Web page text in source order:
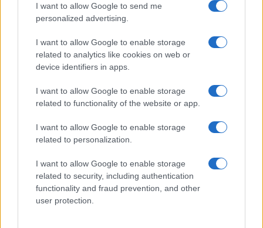
I want to allow Google to send me
personalized advertising.
I want to allow Google to enable storage
related to analytics like cookies on web or
device identifiers in apps.
I want to allow Google to enable storage
related to functionality of the website or app.
I want to allow Google to enable storage
related to personalization.
I want to allow Google to enable storage
related to security, including authentication
functionality and fraud prevention, and other
user protection.
daGoogle News
Condividi l'articolo
F
a
ce
b
o
o
k
T
w
it
te
r
Pi
n
te
re
st
W
h
at
s
A
p
S
h
a
Articolo precedente
Prossimo articolo
NOTIZIE RECENTI